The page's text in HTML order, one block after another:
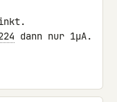
dann nur 1µA.